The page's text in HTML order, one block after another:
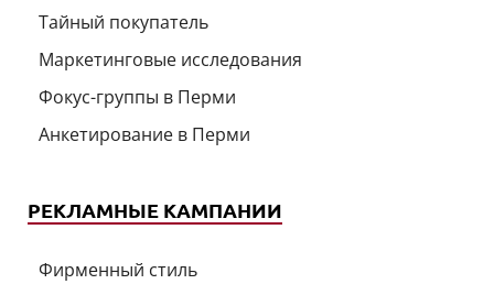
Тайный покупатель
Маркетинговые исследования
Фокус-группы в Перми
Анкетирование в Перми
РЕКЛАМНЫЕ КАМПАНИИ
Фирменный стиль